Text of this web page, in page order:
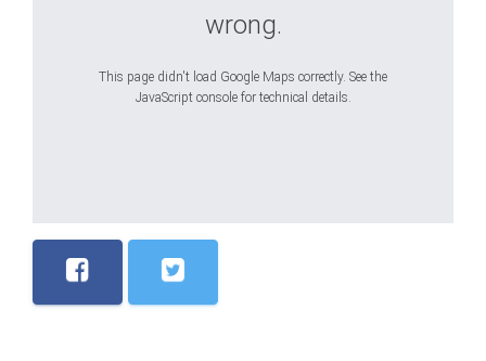
wrong.
This page didn't load Google Maps correctly. See the
JavaScript console for technical details.